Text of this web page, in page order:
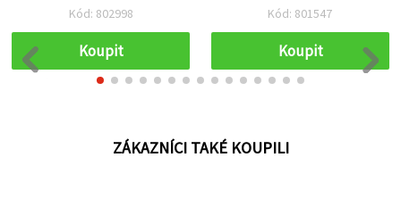
Kód: 802998
Koupit
Kód: 801547
Koupit
ZÁKAZNÍCI TAKÉ KOUPILI